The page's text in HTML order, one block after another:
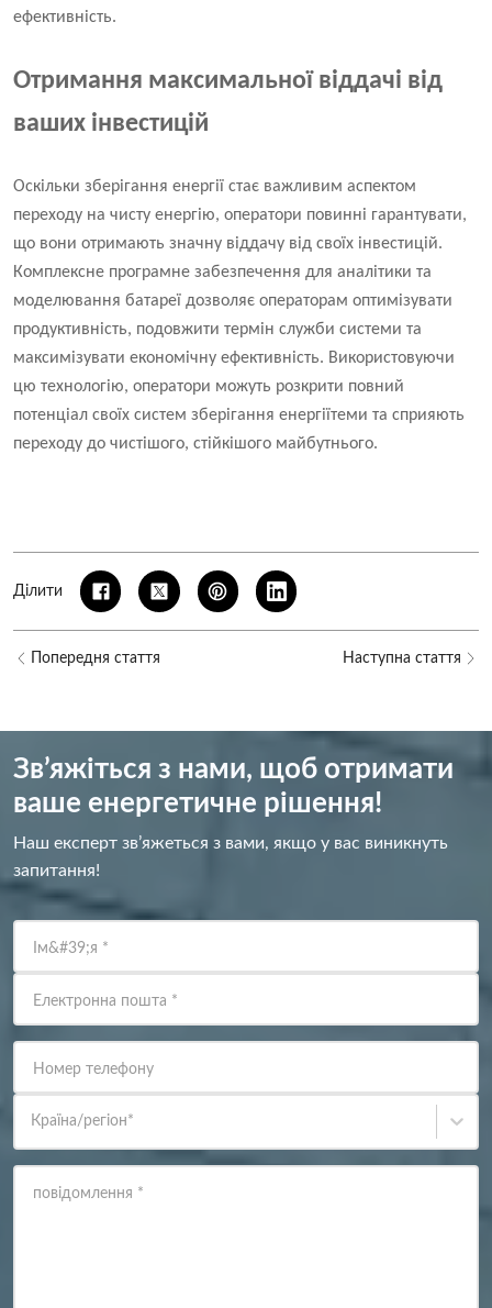
ефективність.
Отримання максимальної віддачі від
ваших інвестицій
Оскільки зберігання енергії стає важливим аспектом
переходу на чисту енергію, оператори повинні гарантувати,
що вони отримають значну віддачу від своїх інвестицій.
Комплексне програмне забезпечення для аналітики та
моделювання батареї дозволяє операторам оптимізувати
продуктивність, подовжити термін служби системи та
максимізувати економічну ефективність. Використовуючи
цю технологію, оператори можуть розкрити повний
потенціал своїх систем зберігання енергіїтеми та сприяють
переходу до чистішого, стійкішого майбутнього.
Ділити
Попередня стаття Наступна стаття
Зв’яжіться з нами, щоб отримати
ваше енергетичне рішення!
Наш експерт зв’яжеться з вами, якщо у вас виникнуть
запитання!
Ім&#39;я *
Електронна пошта *
Номер телефону
Країна/регіон*
повідомлення *